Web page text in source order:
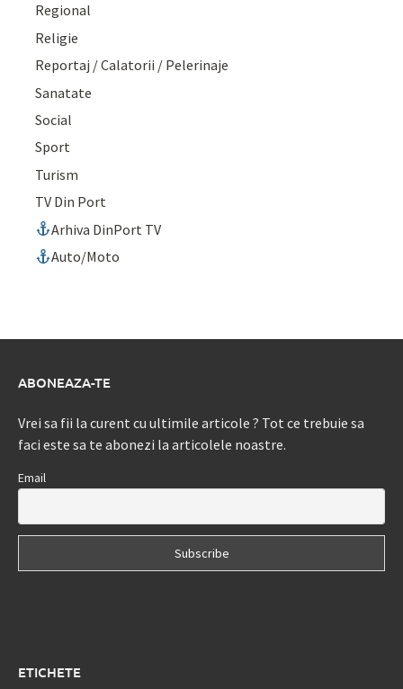
Regional
Religie
Reportaj / Calatorii / Pelerinaje
Sanatate
Social
Sport
Turism
TV Din Port
Arhiva DinPort TV
Auto/Moto
ABONEAZA-TE
Vrei sa fii la curent cu ultimile articole ? Tot ce trebuie sa
faci este sa te abonezi la articolele noastre.
Email
ETICHETE